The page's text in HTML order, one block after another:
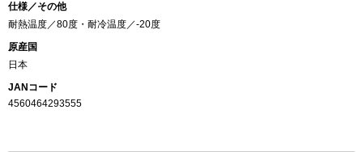
仕様／その他
耐熱温度／80度・耐冷温度／-20度
原産国
日本
JANコード
4560464293555